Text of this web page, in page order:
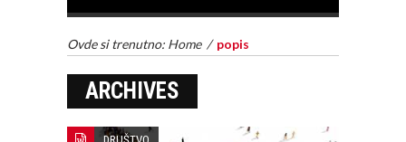
Ovde si trenutno: Home / popis
ARCHIVES